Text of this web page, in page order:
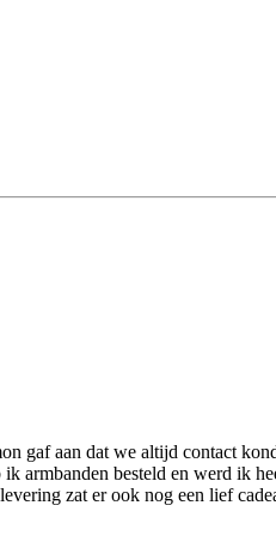
gaf aan dat we altijd contact
armbanden besteld en werd ik
zat er ook nog een lief